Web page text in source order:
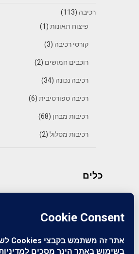
רכיבה (113)
פיצוח תאונות(1)
קורסי רכיבה (3)
רוכבים חמושים (2)
רכיבה נכונה (34)
רכיבה ספורטיבית(6)
רכיבות מבחן (68)
רכיבות מסלול(2)
כלים
התחבר
פיד רשומות
WordPress.org